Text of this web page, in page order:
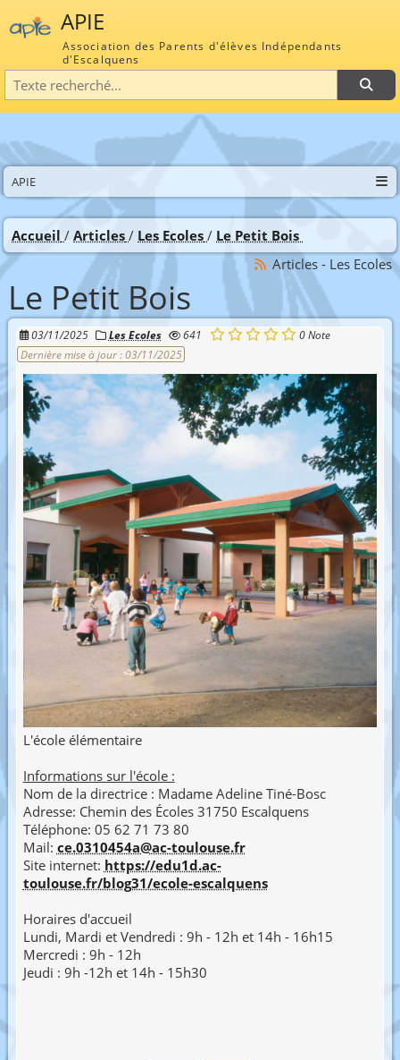
APIE
Association des Parents d'élèves Indépendants
d'Escalquens
Recherche
APIE
Accueil Articles Les Ecoles
Le Petit Bois
Articles - Les Ecoles
Le Petit Bois
03/11/2025 Les Ecoles 641 0 Note
Dernière mise à jour :03/11/2025
L'école élémentaire
Informations sur l'école :
Nom de la directrice : Madame Adeline Tiné-Bosc
Adresse: Chemin des Écoles 31750 Escalquens
Téléphone: 05 62 71 73 80
Mail: ce.0310454a@ac-toulouse.fr
Site internet: https://edu1d.ac-
toulouse.fr/blog31/ecole-escalquens
Horaires d'accueil
Lundi, Mardi et Vendredi : 9h - 12h et 14h - 16h15
Mercredi : 9h - 12h
Jeudi : 9h -12h et 14h - 15h30